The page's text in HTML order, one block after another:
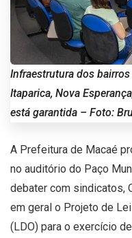
Infraestrutura dos
Itaparica, Nova
está garantida – Foto:
A Prefeitura de Macaé
no auditório do Paço
debater com sindicatos,
em geral o Projeto de
(LDO) para o exercício